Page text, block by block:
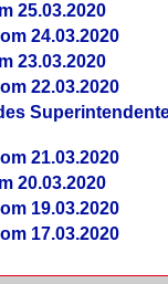
25.03.2020
24.03.2020
23.03.2020
22.03.2020
21.03.2020
20.03.2020
19.03.2020
17.03.2020